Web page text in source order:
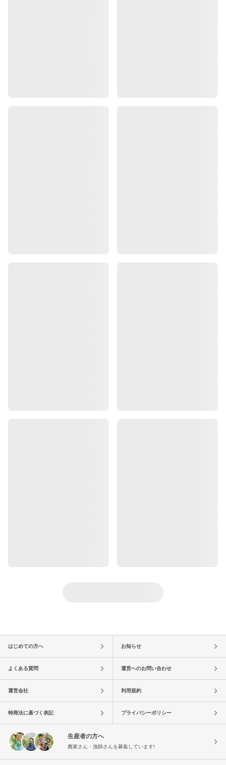
はじめての方へ お知らせ
よくある質問 運営へのお問い合わせ
運営会社 利用規約
特商法に基づく表記 プライバシーポリシー
生産者の方へ
農家さん・漁師さんを募集しています!